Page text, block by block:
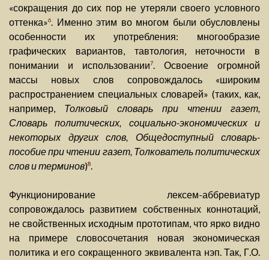
«сокращения до сих пор не утеряли своего условного
оттенка»6. Именно этим во многом были обусловлены
особенности их употребления: многообразие
графических вариантов, тавтология, неточности в
понимании и использовании7. Освоение огромной
массы новых слов сопровождалось «широким
распространением специальных словарей» (таких, как,
например, Толковый словарь при чтении газет,
Словарь политических, социально-экономических и
некоторых других слов, Общедоступный словарь-
пособие при чтении газет, Толкователь политических
слов и терминов)8.
Функционирование лексем-аббревиатур
сопровождалось развитием собственных коннотаций,
не свойственных исходным прототипам, что ярко видно
на примере словосочетания новая экономическая
политика и его сокращенного эквивалента нэп. Так, Г.О.